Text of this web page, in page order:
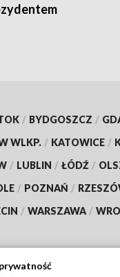
/ BYDGOSZCZ /
WLKP. / KATOWICE /
/ LUBLIN / ŁÓDŹ /
/ POZNAŃ /
/ WARSZAWA /